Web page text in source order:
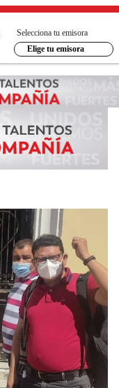
Selecciona tu emisora
Elige tu emisora